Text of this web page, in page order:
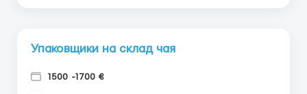
Упаковщики на склад чая
1500 -1700 €